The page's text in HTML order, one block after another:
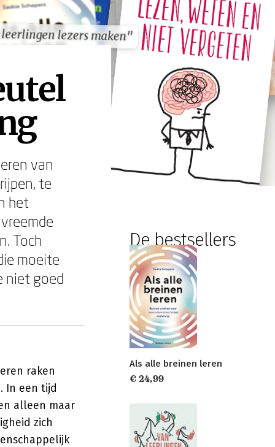
lezers maken"
lezers maken"
van
te
het
Toch
moeite
niet goed
raken
In een tijd
alleen maar
zich
De bestsellers
Als alle breinen leren
€ 24,99